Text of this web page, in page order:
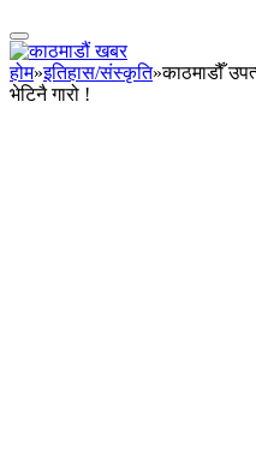
होम»इतिहास/संस्कृति»काठमाडौँ
भेटिनै गारो !